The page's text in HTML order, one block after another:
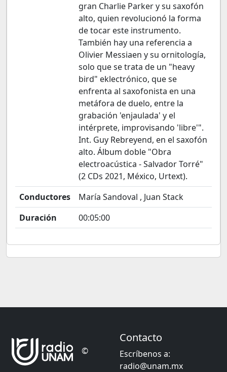
gran Charlie Parker y su saxofón
alto, quien revolucionó la forma
de tocar este instrumento.
También hay una referencia a
Olivier Messiaen y su ornitología,
solo que se trata de un "heavy
bird" eklectrónico, que se
enfrenta al saxofonista en una
metáfora de duelo, entre la
grabación 'enjaulada' y el
intérprete, improvisando 'libre'".
Int. Guy Rebreyend, en el saxofón
alto. Álbum doble "Obra
electroacústica - Salvador Torré"
(2 CDs 2021, México, Urtext).
Conductores
María Sandoval , Juan Stack
Duración
00:05:00
©
Contacto
Escríbenos a:
radio@unam.mx